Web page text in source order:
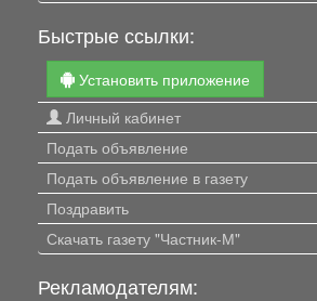
Быстрые ссылки:
Установить приложение
Личный кабинет
Подать объявление
Подать объявление в газету
Поздравить
Скачать газету "Частник-М"
Рекламодателям: